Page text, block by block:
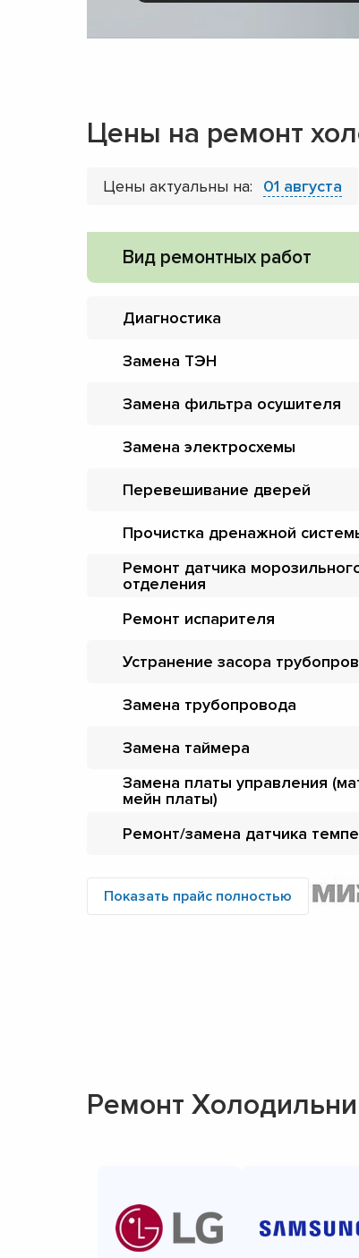
Цены на ремонт
Цены актуальны на: 01 августа
Вид ремонтных работ
Диагностика
Замена ТЭН
Замена фильтра осушителя
Замена электросхемы
Перевешивание дверей
Прочистка дренажной
Ремонт датчика
отделения
Ремонт испарителя
Устранение засора
Замена трубопровода
Замена таймера
Замена платы управления
мейн платы)
Ремонт/замена датчика
Показать прайс полностью
Ремонт